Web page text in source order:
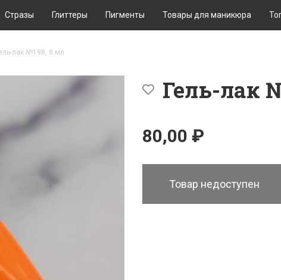
Стразы Глиттеры Пигменты Товары для маникюра
лак №198, 8 мл
Гель-лак
80,00 ₽
Товар недоступен